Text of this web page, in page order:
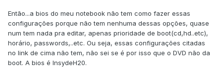
Então...a bios do meu notebook não tem como fazer essas
configurações porque não tem nenhuma dessas opções, quase
num tem nada pra editar, apenas prioridade de boot(cd,hd..etc),
horário, passwords,..etc. Ou seja, essas configurações citadas
no link de cima não tem, não sei se é por isso que o DVD não da
boot. A bios é InsydeH20.